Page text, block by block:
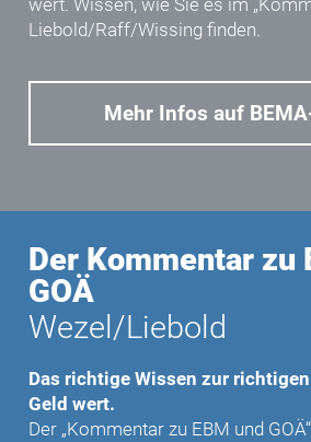
wert. Wissen, wie Sie es im
Liebold/Raff/Wissing finden.
Mehr Infos auf
Der Kommentar zu
GOÄ
Wezel/Liebold
Das richtige Wissen zur
Geld wert.
Der „Kommentar zu EBM und